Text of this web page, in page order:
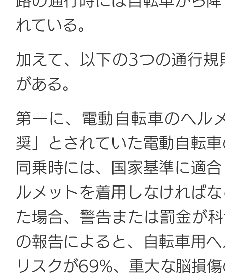
れている。
加えて、以下の3つの通行
がある。
第一に、電動自転車のヘル
奨」とされていた電動自転
同乗時には、国家基準に適
ルメットを着用しなければ
た場合、警告または罰金が
の報告によると、自転車用
リスクが69%、重大な脳損